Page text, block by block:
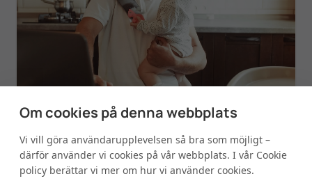
INSIGHT
Mest bokad kalender = högst status?
Om cookies på denna webbplats
Vi vill göra användarupplevelsen så bra som möjligt –
därför använder vi cookies på vår webbplats. I vår Cookie
policy berättar vi mer om hur vi använder cookies.